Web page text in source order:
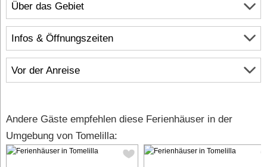
Über das Gebiet
Infos & Öffnungszeiten
Vor der Anreise
Andere Gäste empfehlen diese Ferienhäuser in der
Umgebung von Tomelilla: